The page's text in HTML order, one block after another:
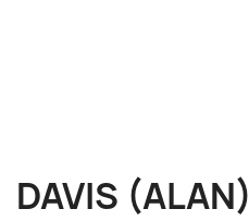
DAVIS (ALAN)